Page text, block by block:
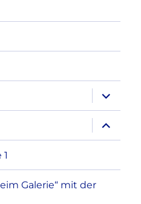
öffnen
öffnen
Galerie“ mit der